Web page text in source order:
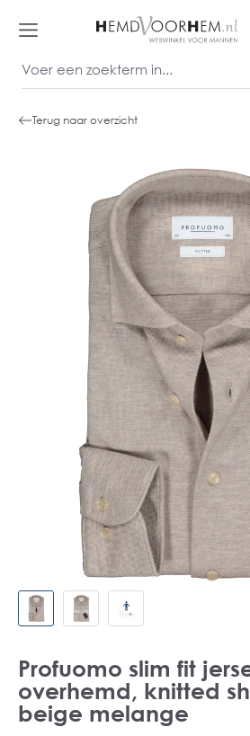
Terug naar overzicht
Profuomo slim fit
overhemd, knitted
beige melange